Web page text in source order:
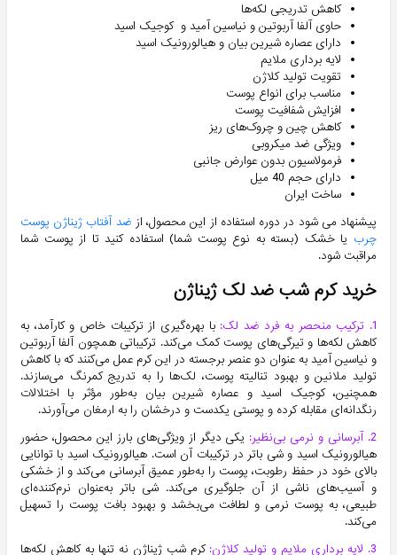
کاهش تدریجی لکه‌ها
حاوی آلفا آربوتین و نیاسین آمید و کوجیک اسید
دارای عصاره شیرین بیان و هیالورونیک اسید
لایه برداری ملایم
تقویت تولید کلاژن
مناسب برای انواع پوست
افزایش شفافیت پوست
کاهش چین و چروک‌های ریز
ویژگی ضد میکروبی
فرمولاسیون بدون عوارض جانبی
دارای حجم 40 میل
ساخت ایران
پیشنهاد می شود در دوره استفاده از این محصول، از ضد آفتاب ژیناژن پوست
چرب یا خشک (بسته به نوع پوست شما) استفاده کنید تا از پوست شما
مراقبت شود.
خرید کرم شب ضد لک ژیناژن
1. ترکیب منحصر به فرد ضد لک:
با بهره‌گیری از ترکیبات خاص و کارآمد، به
کاهش لکه‌ها و تیرگی‌های پوست کمک می‌کند. ترکیباتی همچون آلفا آربوتین
و نیاسین آمید به عنوان دو عنصر برجسته در این کرم عمل می‌کنند که با کاهش
تولید ملانین و بهبود تنالیته پوست، لک‌ها را به تدریج کمرنگ می‌سازند.
همچنین، کوجیک اسید و عصاره شیرین بیان به‌طور مؤثر با اختلالات
رنگدانه‌ای مقابله کرده و پوستی یکدست و درخشان را به ارمغان می‌آورند.
2. آبرسانی و نرمی بی‌نظیر:
یکی دیگر از ویژگی‌های بارز این محصول، حضور
هیالورونیک اسید و شی باتر در ترکیبات آن است. هیالورونیک اسید با توانایی
بالای خود در حفظ رطوبت، پوست را به‌طور عمیق آبرسانی می‌کند و از خشکی
و آسیب‌های ناشی از آن جلوگیری می‌کند. شی باتر به‌عنوان نرم‌کننده‌ای
طبیعی، به پوست نرمی و لطافت می‌بخشد و بهبود بافت پوست را تسهیل
می‌کند.
3. لایه برداری ملایم و تولید کلاژن:
کرم شب ژیناژن نه تنها به کاهش لکه‌ها